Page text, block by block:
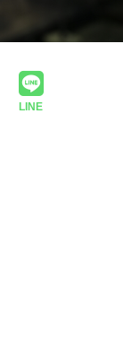
LINE